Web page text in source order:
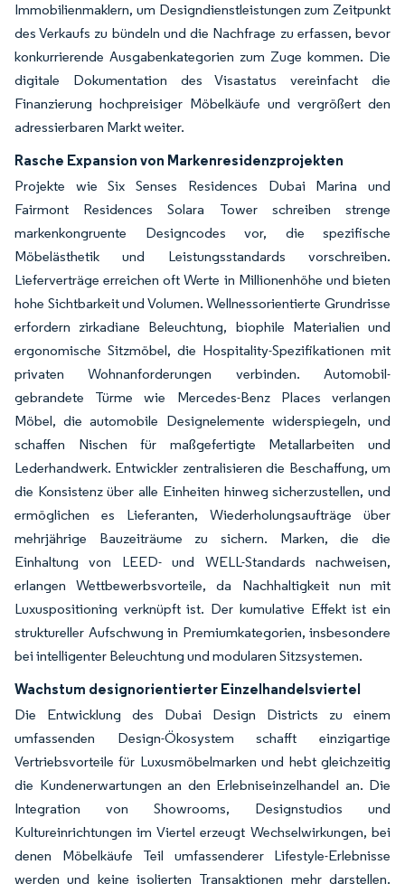
Immobilienmaklern, um Designdienstleistungen zum Zeitpunkt
des Verkaufs zu bündeln und die Nachfrage zu erfassen, bevor
konkurrierende Ausgabenkategorien zum Zuge kommen. Die
digitale Dokumentation des Visastatus vereinfacht die
Finanzierung hochpreisiger Möbelkäufe und vergrößert den
adressierbaren Markt weiter.
Rasche Expansion von Markenresidenzprojekten
Projekte wie Six Senses Residences Dubai Marina und
Fairmont Residences Solara Tower schreiben strenge
markenkongruente Designcodes vor, die spezifische
Möbelästhetik und Leistungsstandards vorschreiben.
Lieferverträge erreichen oft Werte in Millionenhöhe und bieten
hohe Sichtbarkeit und Volumen. Wellnessorientierte Grundrisse
erfordern zirkadiane Beleuchtung, biophile Materialien und
ergonomische Sitzmöbel, die Hospitality-Spezifikationen mit
privaten Wohnanforderungen verbinden. Automobil-
gebrandete Türme wie Mercedes-Benz Places verlangen
Möbel, die automobile Designelemente widerspiegeln, und
schaffen Nischen für maßgefertigte Metallarbeiten und
Lederhandwerk. Entwickler zentralisieren die Beschaffung, um
die Konsistenz über alle Einheiten hinweg sicherzustellen, und
ermöglichen es Lieferanten, Wiederholungsaufträge über
mehrjährige Bauzeiträume zu sichern. Marken, die die
Einhaltung von LEED- und WELL-Standards nachweisen,
erlangen Wettbewerbsvorteile, da Nachhaltigkeit nun mit
Luxuspositioning verknüpft ist. Der kumulative Effekt ist ein
struktureller Aufschwung in Premiumkategorien, insbesondere
bei intelligenter Beleuchtung und modularen Sitzsystemen.
Wachstum designorientierter Einzelhandelsviertel
Die Entwicklung des Dubai Design Districts zu einem
umfassenden Design-Ökosystem schafft einzigartige
Vertriebsvorteile für Luxusmöbelmarken und hebt gleichzeitig
die Kundenerwartungen an den Erlebniseinzelhandel an. Die
Integration von Showrooms, Designstudios und
Kultureinrichtungen im Viertel erzeugt Wechselwirkungen, bei
denen Möbelkäufe Teil umfassenderer Lifestyle-Erlebnisse
werden und keine isolierten Transaktionen mehr darstellen.